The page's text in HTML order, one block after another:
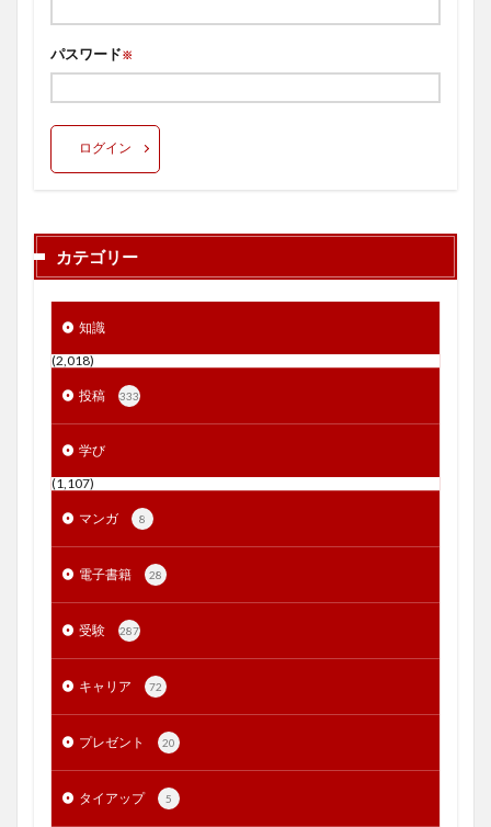
パスワード※
ログイン
カテゴリー
知識
(2,018)
投稿 333
学び
(1,107)
マンガ 8
電子書籍 28
受験 287
キャリア 72
プレゼント 20
タイアップ 5